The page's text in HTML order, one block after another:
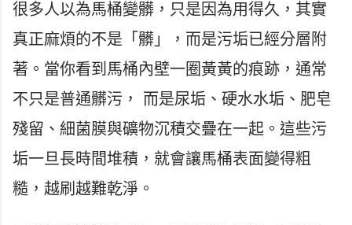
很多人以為馬桶變髒，只是因為用得久，其實
真正麻煩的不是「髒」，而是污垢已經分層附
著。當你看到馬桶內壁一圈黃黃的痕跡，通常
不只是普通髒污， 而是尿垢、硬水水垢、肥皂
殘留、細菌膜與礦物沉積交疊在一起。這些污
垢一旦長時間堆積，就會讓馬桶表面變得粗
糙，越刷越難乾淨。